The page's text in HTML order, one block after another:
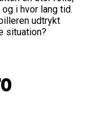
Noah
Academy
Schweiz
FIBA Europe
Med Ny
Champions
Tenerife Fik
“Vores Mål
League
Mod
Mod
Se
Vil Stå I
Ved OL 2024
Boomer:
Træk
i hvor lang tid.
udtrykt
situation?